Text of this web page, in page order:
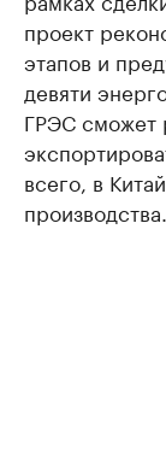
проект
этапов и
девяти
ГРЭС сможет
всего, в
производства.